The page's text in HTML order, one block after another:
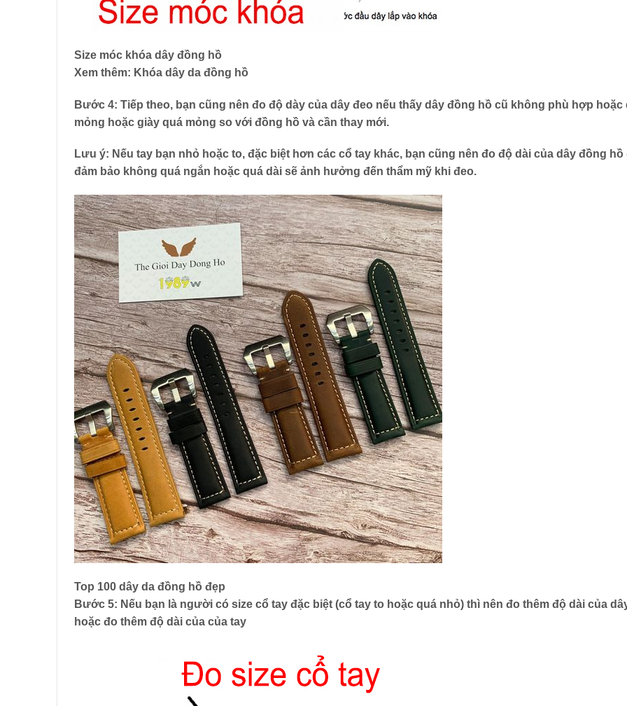
Size móc khóa dây đồng hồ
Xem thêm: Khóa dây da đồng hồ
Bước 4: Tiếp theo, bạn cũng nên đo độ dày của dây đeo nếu thấy dây đồng hồ cũ không phù hợp hoặc
mỏng hoặc giày quá mỏng so với đồng hồ và cần thay mới.
Lưu ý: Nếu tay bạn nhỏ hoặc to, đặc biệt hơn các cổ tay khác, bạn cũng nên đo độ dài của dây đồng hồ
đảm bảo không quá ngắn hoặc quá dài sẽ ảnh hưởng đến thẩm mỹ khi đeo.
Top 100 dây da đồng hồ đẹp
Bước 5: Nếu bạn là người có size cổ tay đặc biệt (cổ tay to hoặc quá nhỏ) thì nên đo thêm độ dài của
hoặc đo thêm độ dài của của tay